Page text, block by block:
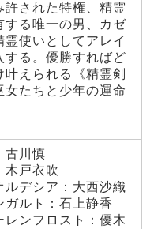
された特権、精霊
する唯一の男、カゼ
使いとしてアレイ
する。優勝すればど
えられる《精霊剣
たちと少年の運命
古川慎
木戸衣吹
ルデシア：大西沙織
ガルト：石上静香
レンフロスト：優木